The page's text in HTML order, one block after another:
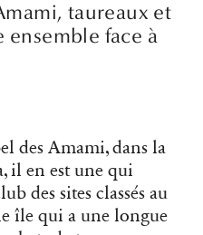
taureaux et
face à
des Amami, dans la
il en est une qui
des sites classés au
île qui a une longue